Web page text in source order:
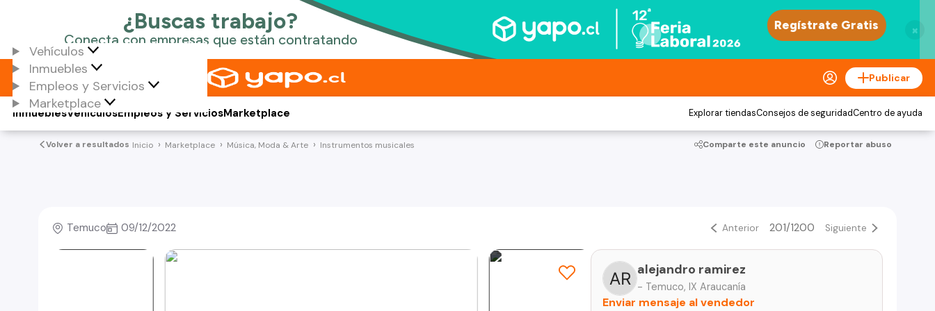
×
Vehículos
Inmuebles
Empleos y Servicios
Marketplace
Publicar
Vehículos
Inmuebles Empleos y ServiciosMarketplace Explorar tiendasConsejos de seguridadCentro de ayuda
Volver a resultados Inicio Marketplace Música, Moda & Arte Instrumentos musicales Comparte este anuncio Reportar abuso
Temuco 09/12/2022 Anterior 201/1200 Siguiente
alejandro ramirez
- Temuco, IX Araucanía
Enviar mensaje al vendedor